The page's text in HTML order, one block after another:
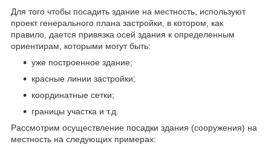
Для того чтобы посадить здание на местность, используют
проект генерального плана застройки, в котором, как
правило, дается привязка осей здания к определенным
ориентирам, которыми могут быть:
уже построенное здание;
красные линии застройки;
координатные сетки;
границы участка и т.д.
Рассмотрим осуществление посадки здания (сооружения) на
местность на следующих примерах: